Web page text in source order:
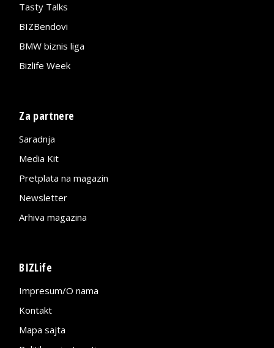
Tasty Talks
BIZBendovi
BMW biznis liga
Bizlife Week
Za partnere
Saradnja
Media Kit
Pretplata na magazin
Newsletter
Arhiva magazina
BIZLife
Impresum/O nama
Kontakt
Mapa sajta